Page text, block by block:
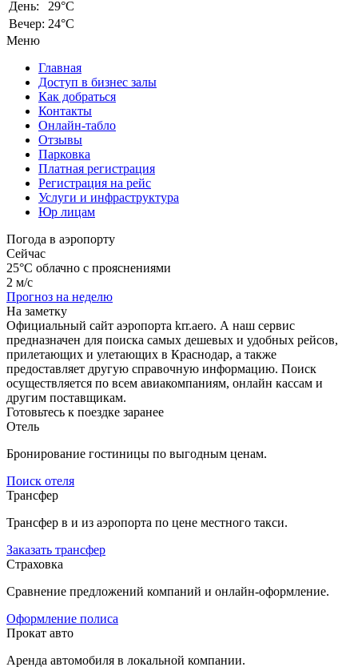
День:
29°C
Вечер: 24°C
Меню
Главная
Доступ в бизнес залы
Как добраться
Контакты
Онлайн-табло
Отзывы
Парковка
Платная регистрация
Регистрация на рейс
Услуги и инфраструктура
Юр лицам
Погода в аэропорту
Сейчас
25°C облачно с прояснениями
2 м/с
Прогноз на неделю
На заметку
Официальный сайт аэропорта krr.aero. А наш сервис
предназначен для поиска самых дешевых и удобных рейсов,
прилетающих и улетающих в Краснодар, а также
предоставляет другую справочную информацию. Поиск
осуществляется по всем авиакомпаниям, онлайн кассам и
другим поставщикам.
Готовьтесь к поездке заранее
Отель
Бронирование гостиницы по выгодным ценам.
Поиск отеля
Трансфер
Трансфер в и из аэропорта по цене местного такси.
Заказать трансфер
Страховка
Сравнение предложений компаний и онлайн-оформление.
Оформление полиса
Прокат авто
Аренда автомобиля в локальной компании.